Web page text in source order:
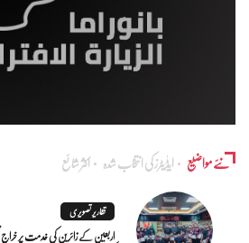
نئے مواضیع ایڈٰیٹرز کی انتخاب شدہ اکثر شائع
تقاریر تصویری
اربعین کے زائرین کی خدمت پر